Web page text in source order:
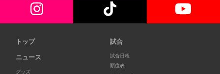
トップ
ニュース
グッズ
試合
試合日程
順位表